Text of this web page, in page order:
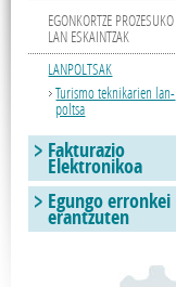
EGONKORTZE PROZESUKO
LAN ESKAINTZAK
LANPOLTSAK
Turismo teknikarien lan-
poltsa
Fakturazio
Elektronikoa
Egungo erronkei
erantzuten